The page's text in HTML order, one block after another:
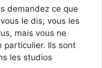
demandez ce que
le dis, vous les
mais vous ne
particulier. Ils sont
les studios